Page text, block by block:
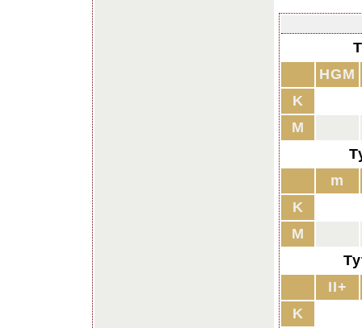
HGM
K
M
m
K
M
II+
K